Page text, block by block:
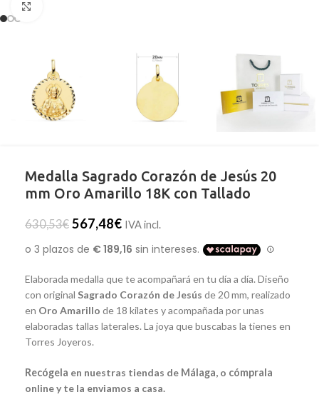
Medalla Sagrado Corazón de Jesús 20
mm Oro Amarillo 18K con Tallado
630,53€ 567,48€ IVA incl.
Elaborada medalla que te acompañará en tu día a día. Diseño
con original Sagrado Corazón deJesús de 20 mm, realizado
en Oro Amarillo de 18 kilates y acompañada por unas
elaboradas tallas laterales. La joya que buscabas la tienes en
Torres Joyeros.
Recógela en nuestras tiendas de Málaga, o cómprala
online y te la enviamos a casa.